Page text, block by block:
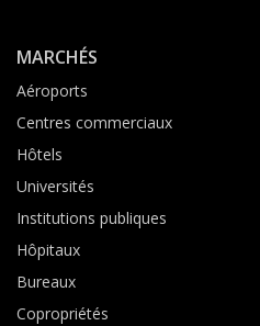
MARCHÉS
Aéroports
Centres commerciaux
Hôtels
Universités
Institutions publiques
Hôpitaux
Bureaux
Copropriétés